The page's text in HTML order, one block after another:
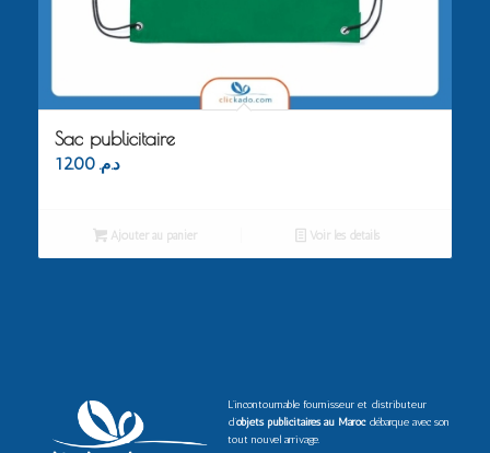
Sac publicitaire
د.م. 12.00
Ajouter au panier Voir les détails
L’incontournable fournisseur et distributeur
d’objets publicitaires au Marocdébarque avec son
tout nouvel arrivage.